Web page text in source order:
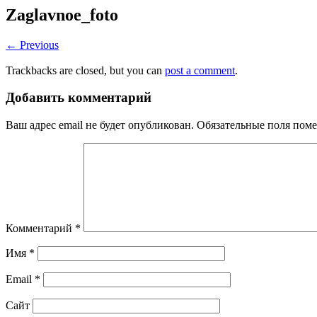
Zaglavnoe_foto
← Previous
Trackbacks are closed, but you can post a comment.
Добавить комментарий
Ваш адрес email не будет опубликован. Обязательные поля
Комментарий *
Имя *
Email *
Сайт